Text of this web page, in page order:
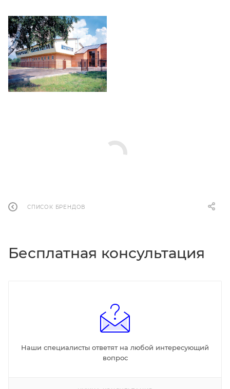
СПИСОК БРЕНДОВ
Бесплатная консультация
Наши специалисты ответят на любой интересующий
вопрос